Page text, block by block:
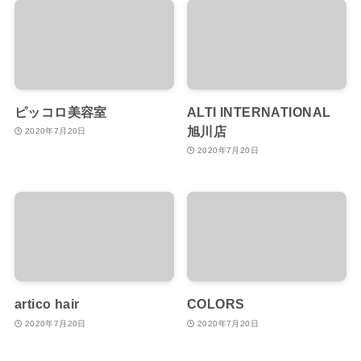
ピッコロ美容室
2020年7月20日
ALTI INTERNATIONAL
旭川店
2020年7月20日
artico hair
2020年7月20日
COLORS
2020年7月20日